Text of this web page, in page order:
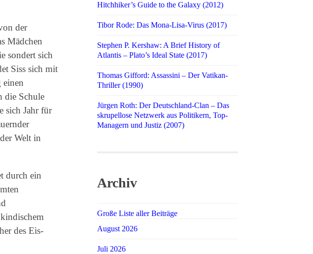
der
Mädchen
sondert sich
Siss sich mit
die Schule
sich Jahr für
Welt in
durch ein
des Eis-
Hitchhiker’s Guide to the Galaxy (2012)
Tibor Rode: Das Mona-Lisa-Virus (2017)
Stephen P. Kershaw: A Brief History of
Atlantis – Plato’s Ideal State (2017)
Thomas Gifford: Assassini – Der Vatikan-
Thriller (1990)
Jürgen Roth: Der Deutschland-Clan – Das
skrupellose Netzwerk aus Politikern, Top-
Managern und Justiz (2007)
Archiv
Große Liste aller Beiträge
August 2026
Juli 2026